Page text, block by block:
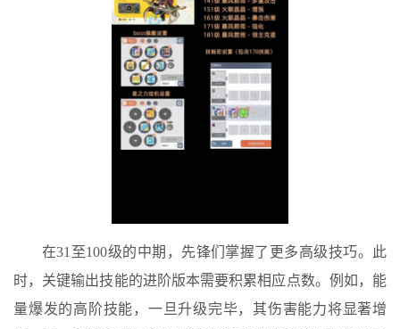
在31至100级的中期，先锋们掌握了更多高级技巧。此
时，关键输出技能的进阶版本需要积累相应点数。例如，能
量爆发的高阶技能，一旦升级完毕，其伤害能力将显著增